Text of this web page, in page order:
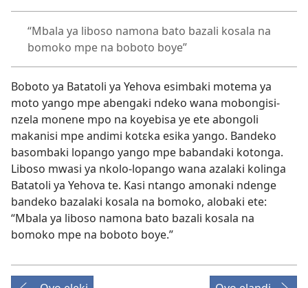
“Mbala ya liboso namona bato bazali kosala na
bomoko mpe na boboto boye”
Boboto ya Batatoli ya Yehova esimbaki motema ya
moto yango mpe abengaki ndeko wana mobongisi-
nzela monene mpo na koyebisa ye ete abongoli
makanisi mpe andimi kotɛka esika yango. Bandeko
basombaki lopango yango mpe babandaki kotonga.
Liboso mwasi ya nkolo-lopango wana azalaki kolinga
Batatoli ya Yehova te. Kasi ntango amonaki ndenge
bandeko bazalaki kosala na bomoko, alobaki ete:
“Mbala ya liboso namona bato bazali kosala na
bomoko mpe na boboto boye.”